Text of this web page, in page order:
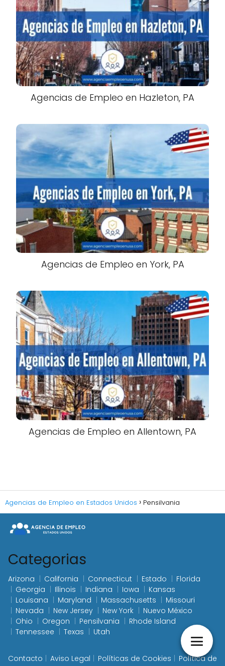
Agencias de Empleo en Hazleton, PA
Agencias de Empleo en York, PA
Agencias de Empleo en Allentown, PA
Agencias de Empleo en Estados Unidos Pensilvania
Categorias
Arizona California Connecticut Estado
Florida
Georgia
Illinois Indiana Iowa
Kansas
Louisana
Maryland Massachusetts
Missouri
Nevada
New Jersey New York
Nuevo México
Ohio
Oregon Pensilvania
Rhode Island
Tennessee
Texas Utah
Contacto Aviso Legal Políticas de Cookies
Política de